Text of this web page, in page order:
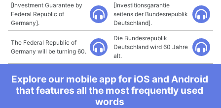
[Investment Guarantee by
Federal Republic of
Germany].
[Investitionsgarantie
seitens der Bundesrepublik
Deutschland].
The Federal Republic of
Germany will be turning 60.
Die Bundesrepublik
Deutschland wird 60 Jahre
alt.
Explore our mobile app for iOS and Android
that features all the most frequently used
words